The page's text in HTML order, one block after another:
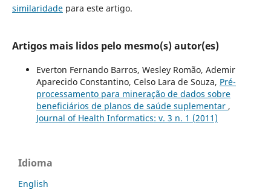
similaridadepara este artigo.
Artigos mais lidos pelo mesmo(s) autor(es)
Everton Fernando Barros, Wesley Romão, Ademir
Aparecido Constantino, Celso Lara de Souza, Pré-
processamento para mineração de dados sobre
beneficiários de planos de saúde suplementar ,
Journal of Health Informatics: v. 3 n. 1 (2011)
Idioma
English